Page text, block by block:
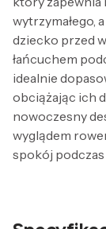
wytrzymałego,
dziecko przed
łańcuchem
idealnie
obciążając ich
nowoczesny
wyglądem
spokój